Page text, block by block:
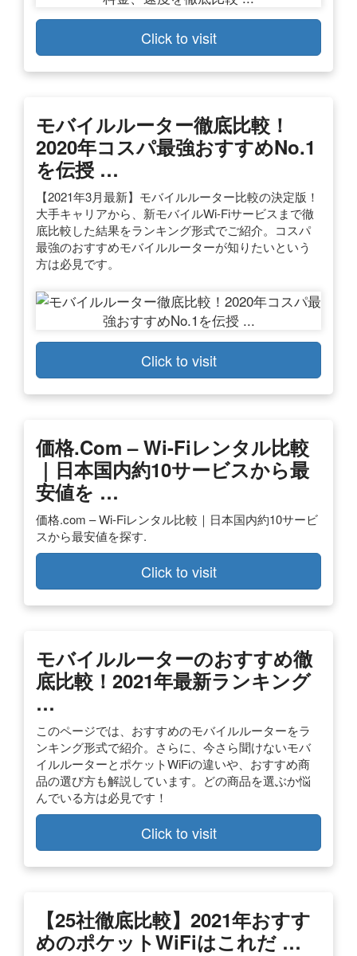
Click to visit
モバイルルーター徹底比較！
2020年コスパ最強おすすめNo.1
を伝授 …
【2021年3月最新】モバイルルーター比較の決定版！
大手キャリアから、新モバイルWi-Fiサービスまで徹
底比較した結果をランキング形式でご紹介。コスパ
最強のおすすめモバイルルーターが知りたいという
方は必見です。
Click to visit
価格.com – Wi-Fiレンタル比較
｜日本国内約10サービスから最
安値を …
価格.com – Wi-Fiレンタル比較｜日本国内約10サービ
スから最安値を探す.
Click to visit
モバイルルーターのおすすめ徹
底比較！2021年最新ランキング
…
このページでは、おすすめのモバイルルーターをラ
ンキング形式で紹介。さらに、今さら聞けないモバ
イルルーターとポケットWiFiの違いや、おすすめ商
品の選び方も解説しています。どの商品を選ぶか悩
んでいる方は必見です！
Click to visit
【25社徹底比較】2021年おすす
めのポケットWiFiはこれだ …